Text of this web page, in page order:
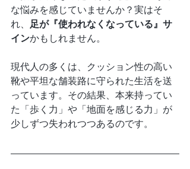
な悩みを感じていませんか？実はそ
れ、 足が『使われなくなっている』サ
インかもしれません。
現代人の多くは、クッション性の高い
靴や平坦な舗装路に守られた生活を送
っています。その結果、本来持ってい
た「歩く力」や「地面を感じる力」が
少しずつ失われつつあるのです。